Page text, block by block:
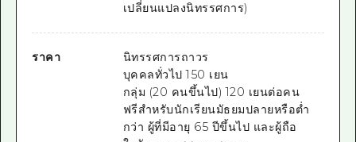
เปลี่ยนแปลงนิทรรศการ)
ราคา
นิทรรศการถาวร
บุคคลทั่วไป 150 เยน
กลุ่ม (20 คนขึ้นไป) 120 เยนต่อคน
ฟรีสำหรับนักเรียนมัธยมปลายหรือต่ำ
กว่า ผู้ที่มีอายุ 65 ปีขึ้นไป และผู้ถือ